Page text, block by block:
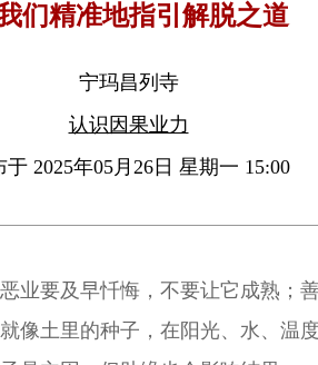
们精准地指引解脱之道
宁玛昌列寺
认识因果业力
于 2025年05月26日 星期一 15:00
业要及早忏悔，不要让它成熟；
像土里的种子，在阳光、水、温